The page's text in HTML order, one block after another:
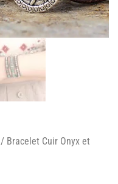
/ Bracelet Cuir Onyx et